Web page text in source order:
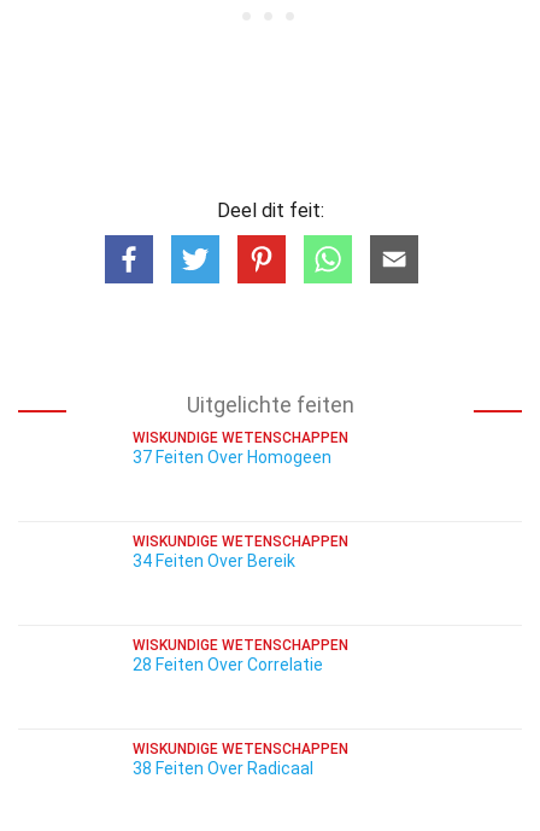
Deel dit feit:
Uitgelichte feiten
WISKUNDIGE WETENSCHAPPEN
37 Feiten Over Homogeen
WISKUNDIGE WETENSCHAPPEN
34 Feiten Over Bereik
WISKUNDIGE WETENSCHAPPEN
28 Feiten Over Correlatie
WISKUNDIGE WETENSCHAPPEN
38 Feiten Over Radicaal